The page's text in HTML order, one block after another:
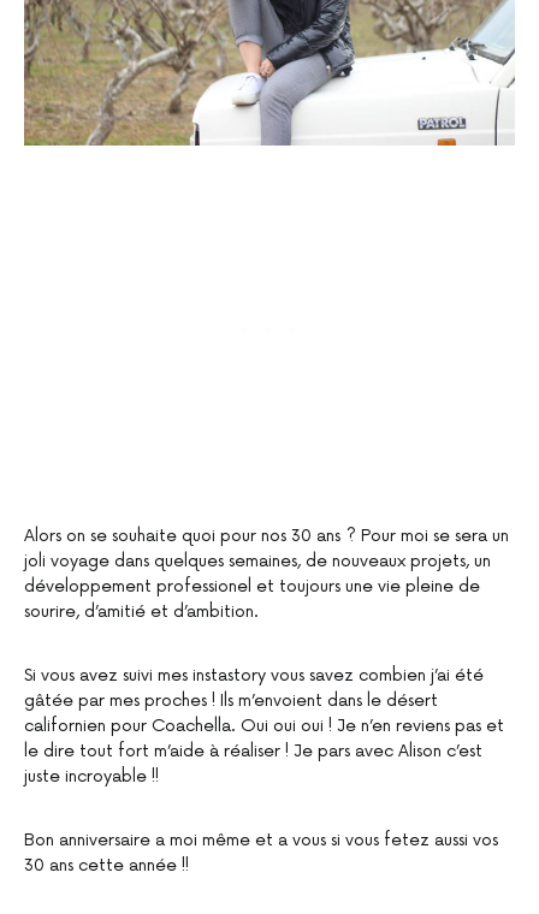
Alors on se souhaite quoi pour nos 30 ans ? Pour moi se sera un
joli voyage dans quelques semaines, de nouveaux projets, un
développement professionel et toujours une vie pleine de
sourire, d’amitié et d’ambition.
Si vous avez suivi mes instastory vous savez combien j’ai été
gâtée par mes proches ! Ils m’envoient dans le désert
californien pour Coachella. Oui oui oui ! Je n’en reviens pas et
le dire tout fort m’aide à réaliser ! Je pars avec Alison c’est
juste incroyable !!
Bon anniversaire a moi même et a vous si vous fetez aussi vos
30 ans cette année !!